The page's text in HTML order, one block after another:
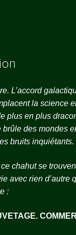
L’accord
la science
plus en plus
brûle des mondes
bruits inquiétants.
chahut se
avec rien d’autre
: